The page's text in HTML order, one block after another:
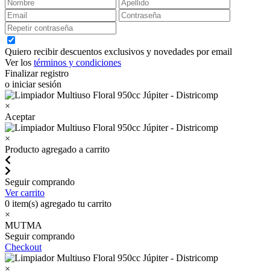
Quiero recibir descuentos exclusivos y novedades por email
Ver los términos y condiciones
Finalizar registro
o iniciar sesión
×
Aceptar
×
Producto agregado a carrito
Seguir comprando
Ver carrito
0 item(s) agregado tu carrito
×
MUTMA
Seguir comprando
Checkout
×